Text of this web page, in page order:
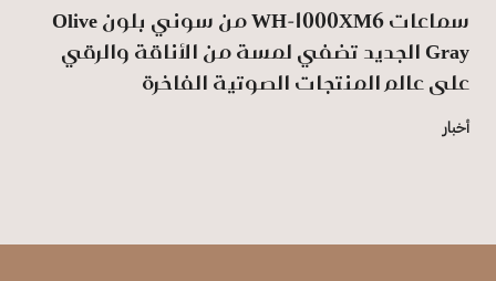
سماعات WH-1000XM6 من سوني بلون Olive
Gray الجديد تضفي لمسة من الأناقة والرقي
على عالم المنتجات الصوتية الفاخرة
أخبار